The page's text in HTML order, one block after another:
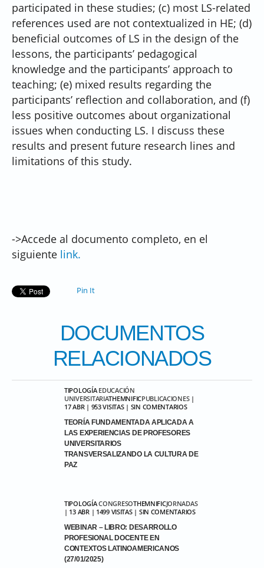
participated in these studies; (c) most LS-related
references used are not contextualized in HE; (d)
beneficial outcomes of LS in the design of the
lessons, the participants’ pedagogical
knowledge and the participants’ approach to
teaching; (e) mixed results regarding the
participants’ reflection and collaboration, and (f)
less positive outcomes about organizational
issues when conducting LS. I discuss these
results and present future research lines and
limitations of this study.
->Accede al documento completo, en el
siguiente link.
Pin It
DOCUMENTOS
RELACIONADOS
TIPOLOGÍA EDUCACIÓN
UNIVERSITARIATHEMNIFICPUBLICACIONES|
17 ABR | 953 VISITAS | SIN COMENTARIOS
TEORÍA FUNDAMENTADA APLICADA A
LAS EXPERIENCIAS DE PROFESORES
UNIVERSITARIOS
TRANSVERSALIZANDO LA CULTURA DE
PAZ
TIPOLOGÍACONGRESOTHEMNIFICJORNADAS
| 13 ABR | 1499 VISITAS | SIN COMENTARIOS
WEBINAR – LIBRO: DESARROLLO
PROFESIONAL DOCENTE EN
CONTEXTOS LATINOAMERICANOS
(27/01/2025)